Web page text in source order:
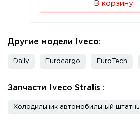
В корзину
Другие модели Iveco:
Daily Eurocargo EuroTech
Запчасти Iveco Stralis :
Холодильник автомобильный